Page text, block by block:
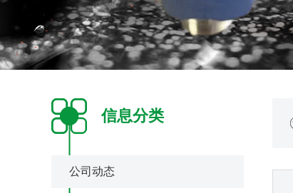
信息分类
公司动态